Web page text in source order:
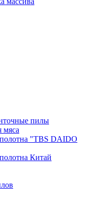
пилы
мяса
"TBS DAIDO
Китай